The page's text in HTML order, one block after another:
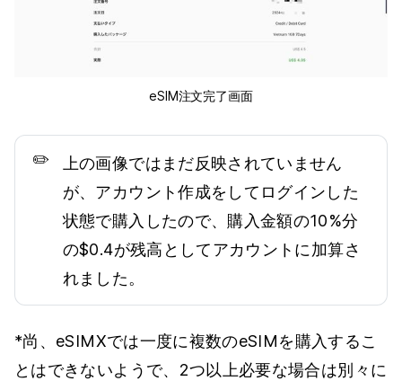
eSIM注文完了画面
✏️
上の画像ではまだ反映されていません
が、アカウント作成をしてログインした
状態で購入したので、購入金額の10%分
の$0.4が残高としてアカウントに加算さ
れました。
*尚、eSIMXでは一度に複数のeSIMを購入するこ
とはできないようで、2つ以上必要な場合は別々に